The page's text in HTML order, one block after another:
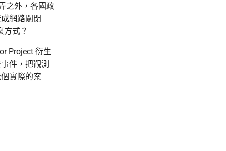
之外，各國政
網路關閉
方式？
Project 衍生
件，把觀測
實際的案